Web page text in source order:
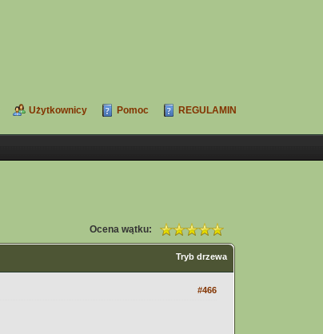
Użytkownicy Pomoc REGULAMIN
Ocena wątku:
Tryb drzewa
#466